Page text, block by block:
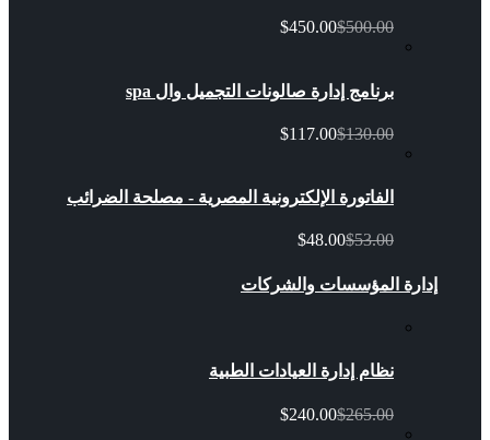
$450.00$500.00
برنامج إدارة صالونات التجميل وال spa
$117.00$130.00
الفاتورة الإلكترونية المصرية - مصلحة الضرائب
$48.00$53.00
إدارة المؤسسات والشركات
نظام إدارة العيادات الطبية
$240.00$265.00